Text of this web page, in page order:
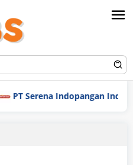
PT Serena Indopangan Industri